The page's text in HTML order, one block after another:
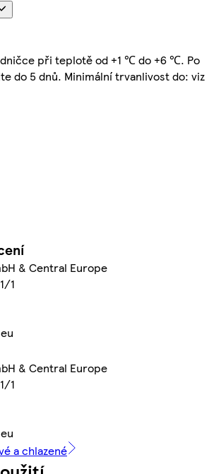
při teplotě od +1 ℃ do +6 ℃. Po
do 5 dnů. Minimální trvanlivost do: viz
& Central Europe
1
& Central Europe
1
a chlazené